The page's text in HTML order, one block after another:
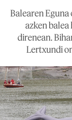
Balearen
azken
direnean.
Lertxundi